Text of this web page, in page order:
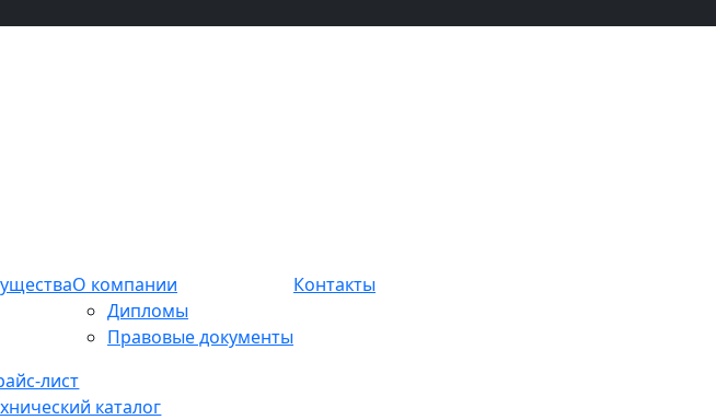
О компании
Дипломы
Правовые документы
Контакты
лист
каталог